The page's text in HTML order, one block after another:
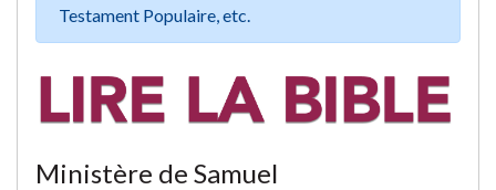
Testament Populaire, etc.
Ministère de Samuel